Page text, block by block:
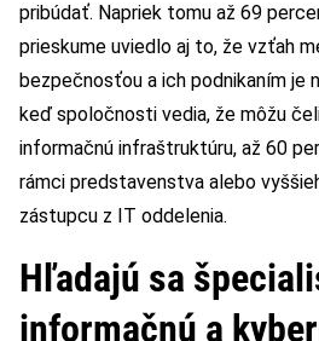
pribúdať. Napriek tomu až 69
prieskume uviedlo aj to, že vzťah
bezpečnosťou a ich podnikaním je
keď spoločnosti vedia, že môžu
informačnú infraštruktúru, až 60
rámci predstavenstva alebo
zástupcu z IT oddelenia.
Hľadajú sa
informačnú a